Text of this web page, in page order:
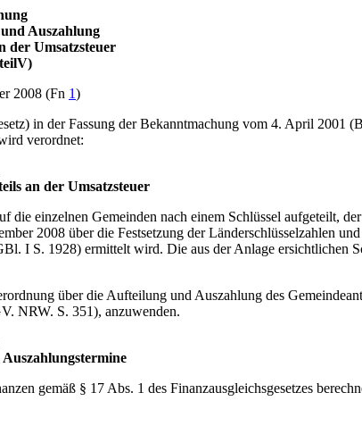
Auszahlung
der Umsatzsteuer
2008 (Fn 1)
in der Fassung der Bekanntmachung vom 4. April 2001
verordnet:
an der Umsatzsteuer
einzelnen Gemeinden nach einem Schlüssel aufgeteilt,
2008 über die Festsetzung der Länderschlüsselzahlen
I S. 1928) ermittelt wird. Die aus der Anlage ersichtlichen
über die Aufteilung und Auszahlung des
NRW. S. 351), anzuwenden.
gemäß § 17 Abs. 1 des Finanzausgleichsgesetzes